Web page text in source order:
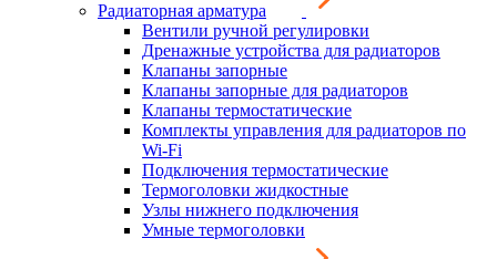
Радиаторная арматура
Вентили ручной регулировки
Дренажные устройства для радиаторов
Клапаны запорные
Клапаны запорные для радиаторов
Клапаны термостатические
Комплекты управления для радиаторов по
Wi-Fi
Подключения термостатические
Термоголовки жидкостные
Узлы нижнего подключения
Умные термоголовки